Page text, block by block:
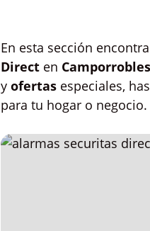
En esta sección
Direct en Camporrobles
y ofertas especiales,
para tu hogar o negocio.